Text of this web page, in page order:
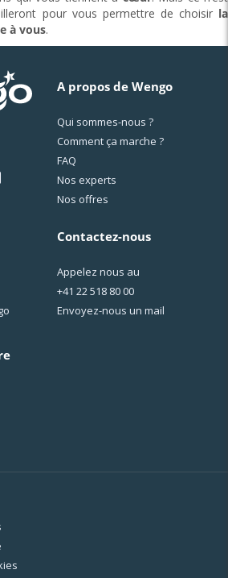
pour vous permettre de choisir la
à vous.
A propos de Wengo
Qui sommes-nous ?
Comment ça marche ?
FAQ
Nos experts
Nos offres
Contactez-nous
Appelez nous au
+41 22 518 80 00
Envoyez-nous un mail